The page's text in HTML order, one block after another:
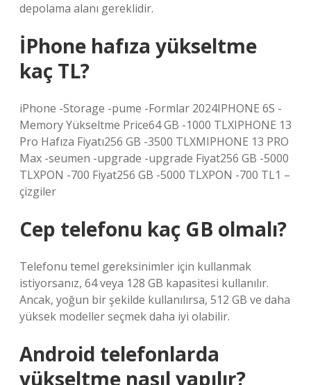
depolama alanı gereklidir.
İPhone hafıza yükseltme
kaç TL?
iPhone -Storage -pume -Formlar 2024IPHONE 6S -
Memory Yükseltme Price64 GB -1000 TLXIPHONE 13
Pro Hafıza Fiyatı256 GB -3500 TLXMIPHONE 13 PRO
Max -seumen -upgrade -upgrade Fiyat256 GB -5000
TLXPON -700 Fiyat256 GB -5000 TLXPON -700 TL1 –
çizgiler
Cep telefonu kaç GB olmalı?
Telefonu temel gereksinimler için kullanmak
istiyorsanız, 64 veya 128 GB kapasitesi kullanılır.
Ancak, yoğun bir şekilde kullanılırsa, 512 GB ve daha
yüksek modeller seçmek daha iyi olabilir.
Android telefonlarda
yükseltme nasıl yapılır?